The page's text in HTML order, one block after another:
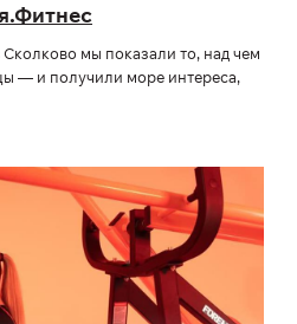
мы показали то, над чем
— и получили море интереса,